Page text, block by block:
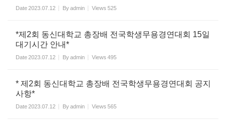
Date2023.07.12 Byadmin Views 525
*제2회 동신대학교 총장배 전국학생무용경연대회 15일
대기시간 안내*
Date2023.07.12 Byadmin Views 495
* 제2회 동신대학교 총장배 전국학생무용경연대회 공지
사항*
Date2023.07.12 Byadmin Views 565